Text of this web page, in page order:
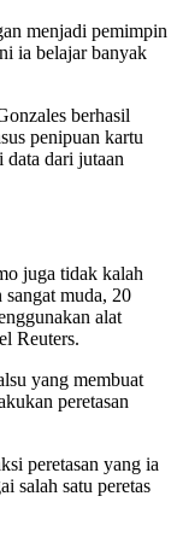
menjadi pemimpin
ia belajar banyak
berhasil
penipuan kartu
dari jutaan
juga tidak kalah
muda, 20
alat
Reuters.
yang membuat
peretasan
peretasan yang ia
salah satu peretas